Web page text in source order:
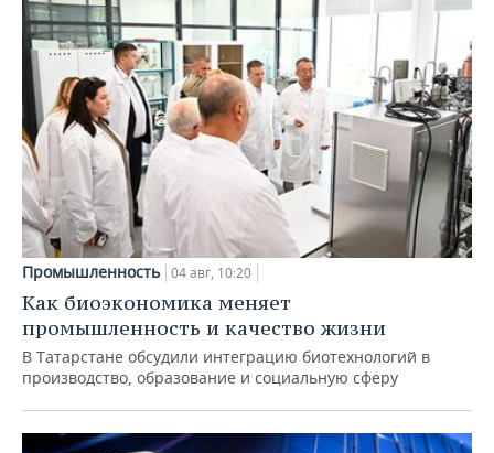
Промышленность 04 авг, 10:20
Как биоэкономика меняет
промышленность и качество жизни
В Татарстане обсудили интеграцию биотехнологий в
производство, образование и социальную сферу